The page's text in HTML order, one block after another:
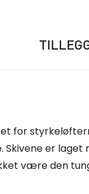
for
Skivene er
være den